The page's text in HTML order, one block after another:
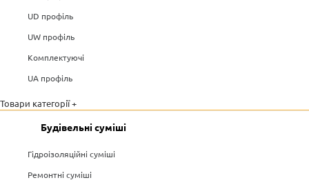
UD профіль
UW профіль
Комплектуючі
UA профіль
Товари категорії +
Будівельні суміші
Гідроізоляційні суміші
Ремонтні суміші